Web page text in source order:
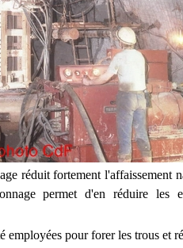
réduit fortement l'affaissement
permet d'en réduire les
employées pour forer les trous et